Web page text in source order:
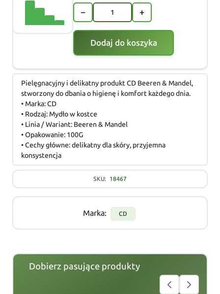
− +
Dodaj do koszyka
Pielęgnacyjny i delikatny produkt CD Beeren & Mandel,
stworzony do dbania o higienę i komfort każdego dnia.
• Marka: CD
• Rodzaj: Mydło w kostce
• Linia / Wariant: Beeren & Mandel
• Opakowanie: 100G
• Cechy główne: delikatny dla skóry, przyjemna
konsystencja
SKU: 18467
Marka: CD
Dobierz pasujące produkty